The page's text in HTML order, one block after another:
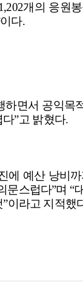
개의 응원
다.
하면서 공익목
다”고 밝혔다.
에 예산 낭비
문스럽다”며 “
”이라고 지적했